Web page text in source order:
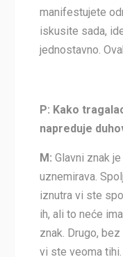
manifestujete
iskusite sada,
jednostavno.
P: Kako
napreduje
M: Glavni znak
uznemirava.
iznutra vi ste
ih, ali to neće
znak. Drugo,
vi ste veoma